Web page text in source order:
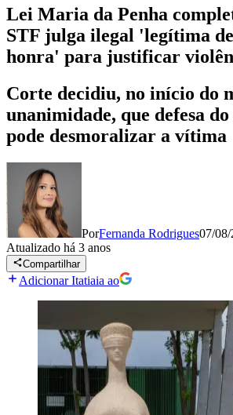
Lei Maria da Penha
STF julga ilegal 'legítima
honra' para justificar
Corte decidiu, no início do
unanimidade, que defesa
pode desmoralizar a vítima
PorFernanda Rodrigues07/08/
Atualizado há 3 anos
Compartilhar
Adicionar Itatiaia ao